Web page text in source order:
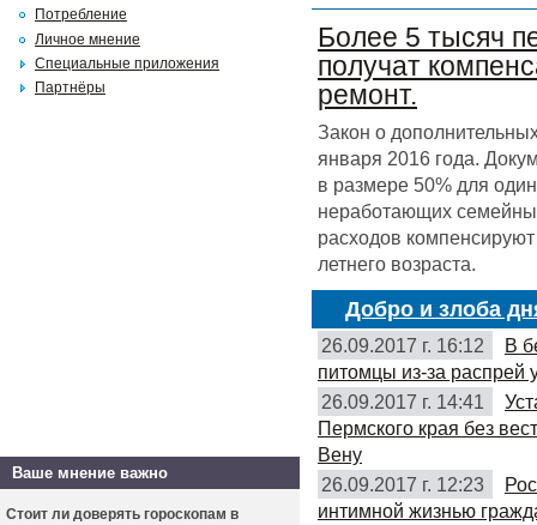
Более 5 тысяч
получат
ремонт.
Закон о
января 2016 года.
в размере 50% для
неработающих
расходов
летнего возраста.
Добро и злоба
26.09.2017 г. 16:12
В
питомцы из-за распрей
26.09.2017 г. 14:41
Пермского края без
Вену
26.09.2017 г. 12:23
интимной жизнью
Потребление
Личное мнение
Специальные приложения
Партнёры
Ваше мнение важно
Стоит ли доверять гороскопам в